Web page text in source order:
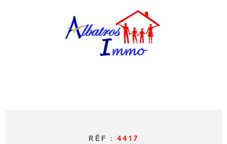
RÉF : 4417
RECHERCHER